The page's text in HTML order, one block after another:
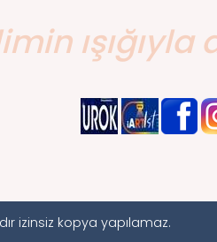
ışığıyla
izinsiz kopya yapılamaz.